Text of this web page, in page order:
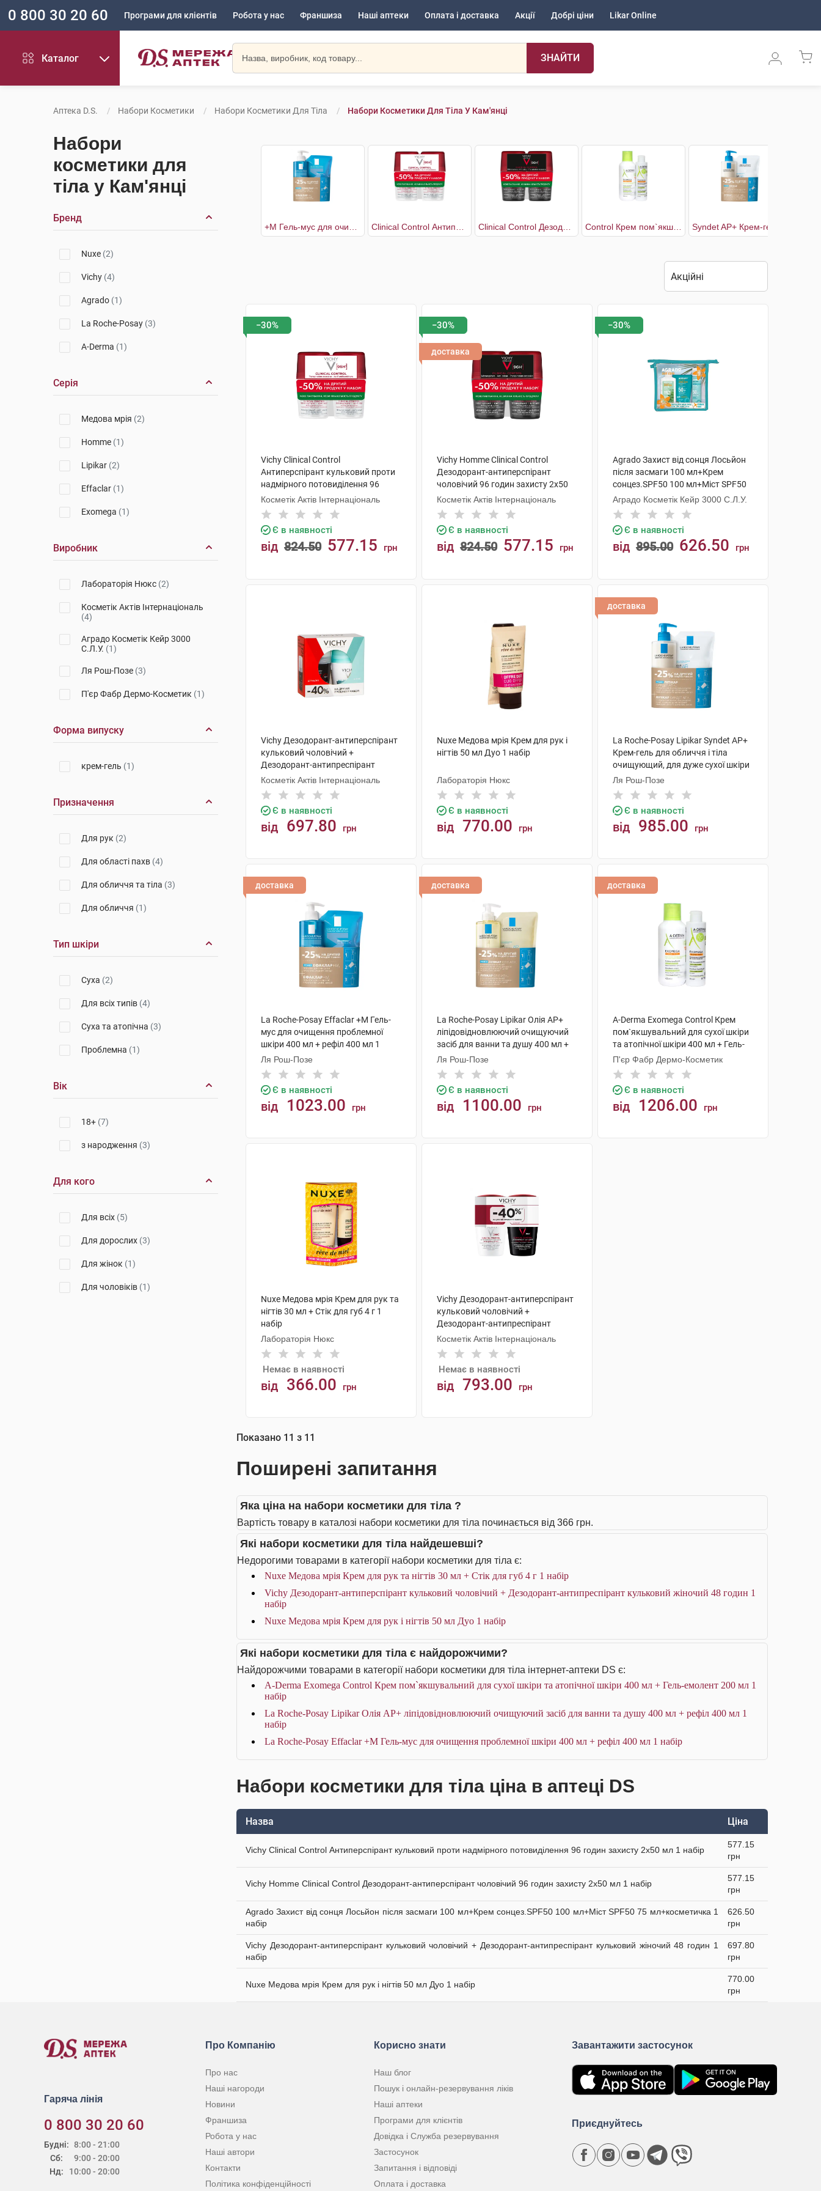
0 800 30 20 60 Програми для клієнтів Робота у нас Франшиза Наші аптеки Оплата і доставка Акції Добрі ціни Likar Online
Каталог ЗНАЙТИ
Аптека D.S. Набори Косметики Набори Косметики Для Тіла Набори Косметики Для Тіла У Кам'янці
Набори
косметики для
тіла у Кам'янці
Бренд
Nuxe (2)
Vichy (4)
Agrado (1)
La Roche-Posay (3)
A-Derma (1)
Серія
Медова мрія (2)
Homme (1)
Lipikar (2)
Effaclar (1)
Exomega (1)
Виробник
Лабораторія Нюкс (2)
Косметік Актів Інтернаціональ
(4)
Аградо Косметік Кейр 3000
С.Л.У. (1)
Ля Рош-Позе (3)
П'єр Фабр Дермо-Косметик (1)
Форма випуску
крем-гель (1)
Призначення
Для рук (2)
Для області пахв (4)
Для обличчя та тіла (3)
Для обличчя (1)
Тип шкіри
Суха (2)
Для всіх типів (4)
Суха та атопічна (3)
Проблемна (1)
Вік
18+ (7)
з народження (3)
Для кого
Для всіх (5)
Для дорослих (3)
Для жінок (1)
Для чоловіків (1)
−30%
Vichy Clinical Control
Антиперспірант кульковий проти
надмірного потовиділення 96
годин захисту 2х50 мл 1 набір
Косметік Актів Інтернаціональ
Є в наявності
від 824.50 577.15 грн
−30%
доставка
Vichy Homme Clinical Control
Дезодорант-антиперспірант
чоловічий 96 годин захисту 2х50
мл 1 набір
Косметік Актів Інтернаціональ
Є в наявності
від 824.50 577.15 грн
−30%
Agrado Захист від сонця Лосьйон
після засмаги 100 мл+Крем
сонцез.SPF50 100 мл+Міст SPF50
75 мл+косметичка 1 набір
Аградо Косметік Кейр 3000 С.Л.У.
Є в наявності
від 895.00 626.50 грн
Vichy Дезодорант-антиперспірант
кульковий чоловічий +
Дезодорант-антипреспірант
кульковий жіночий 48 годин 1
набір
Косметік Актів Інтернаціональ
Є в наявності
від 697.80 грн
Nuxe Медова мрія Крем для рук і
нігтів 50 мл Дуо 1 набір
Лабораторія Нюкс
Є в наявності
від 770.00 грн
доставка
La Roche-Posay Lipikar Syndet AP+
Крем-гель для обличчя і тіла
очищующий, для дуже сухої шкіри
400 мл + рефіл 400 мл 1 набір
Ля Рош-Позе
Є в наявності
від 985.00 грн
доставка
La Roche-Posay Effaclar +М Гель-
мус для очищення проблемної
шкіри 400 мл + рефіл 400 мл 1
набір
Ля Рош-Позе
Є в наявності
від 1023.00 грн
доставка
La Roche-Posay Lipikar Олія AP+
ліпідовідновлюючий очищуючий
засіб для ванни та душу 400 мл +
рефіл 400 мл 1 набір
Ля Рош-Позе
Є в наявності
від 1100.00 грн
доставка
A-Derma Exomega Control Крем
пом`якшувальний для сухої шкіри
та атопічної шкіри 400 мл + Гель-
емолент 200 мл 1 набір
П'єр Фабр Дермо-Косметик
Є в наявності
від 1206.00 грн
Nuxe Медова мрія Крем для рук та
нігтів 30 мл + Стік для губ 4 г 1
набір
Лабораторія Нюкс
Немає в наявності
від 366.00 грн
АНАЛОГИ
Vichy Дезодорант-антиперспірант
кульковий чоловічий +
Дезодорант-антипреспірант
кульковий жіночий 96 годин 1
набір
Косметік Актів Інтернаціональ
Немає в наявності
від 793.00 грн
Показано 11 з 11
Поширені запитання
Яка ціна на набори косметики для тіла ?
Вартість товару в каталозі набори косметики для тіла починається від 366 грн.
Які набори косметики для тіла найдешевші?
Недорогими товарами в категорії набори косметики для тіла є:
Nuxe Медова мрія Крем для рук та нігтів 30 мл + Стік для губ 4 г 1 набір
Vichy Дезодорант-антиперспірант кульковий чоловічий + Дезодорант-антипреспірант кульковий жіночий 48 годин 1
набір
Nuxe Медова мрія Крем для рук і нігтів 50 мл Дуо 1 набір
Які набори косметики для тіла є найдорожчими?
Найдорожчими товарами в категорії набори косметики для тіла інтернет-аптеки DS є:
A-Derma Exomega Control Крем пом`якшувальний для сухої шкіри та атопічної шкіри 400 мл + Гель-емолент 200 мл 1
набір
La Roche-Posay Lipikar Олія AP+ ліпідовідновлюючий очищуючий засіб для ванни та душу 400 мл + рефіл 400 мл 1
набір
La Roche-Posay Effaclar +М Гель-мус для очищення проблемної шкіри 400 мл + рефіл 400 мл 1 набір
Набори косметики для тіла ціна в аптеці DS
Назва Ціна
Vichy Clinical Control Антиперспірант кульковий проти надмірного потовиділення 96 годин захисту 2х50 мл 1 набір
577.15
грн
Vichy Homme Clinical Control Дезодорант-антиперспірант чоловічий 96 годин захисту 2х50 мл 1 набір
577.15
грн
Agrado Захист від сонця Лосьйон після засмаги 100 мл+Крем сонцез.SPF50 100 мл+Міст SPF50 75 мл+косметичка 1
набір
626.50
грн
Vichy Дезодорант-антиперспірант кульковий чоловічий + Дезодорант-антипреспірант кульковий жіночий 48 годин 1
набір
697.80
грн
Nuxe Медова мрія Крем для рук і нігтів 50 мл Дуо 1 набір
770.00
грн
Гаряча лінія
0 800 30 20 60
Будні:
Сб:
Нд:
8:00 - 21:00
9:00 - 20:00
10:00 - 20:00
Про Компанію
Про нас
Наші нагороди
Новини
Франшиза
Робота у нас
Наші автори
Контакти
Політика конфіденційності
Корисно знати
Наш блог
Пошук і онлайн-резервування ліків
Наші аптеки
Програми для клієнтів
Довідка і Служба резервування
Застосунок
Запитання і відповіді
Оплата і доставка
Завантажити застосунок
Приєднуйтесь